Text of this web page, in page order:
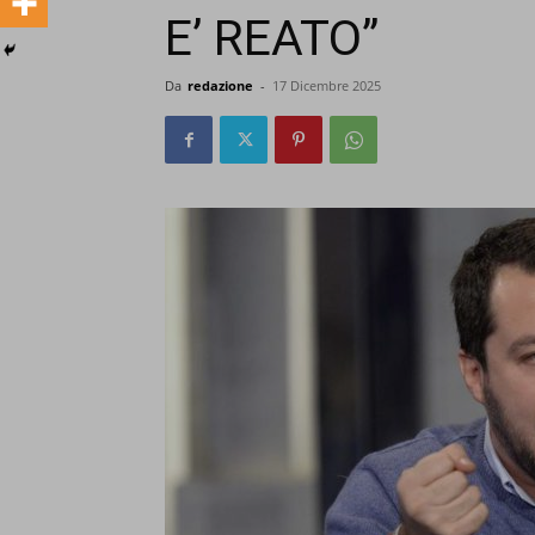
E’ REATO”
Da redazione - 17 Dicembre 2025